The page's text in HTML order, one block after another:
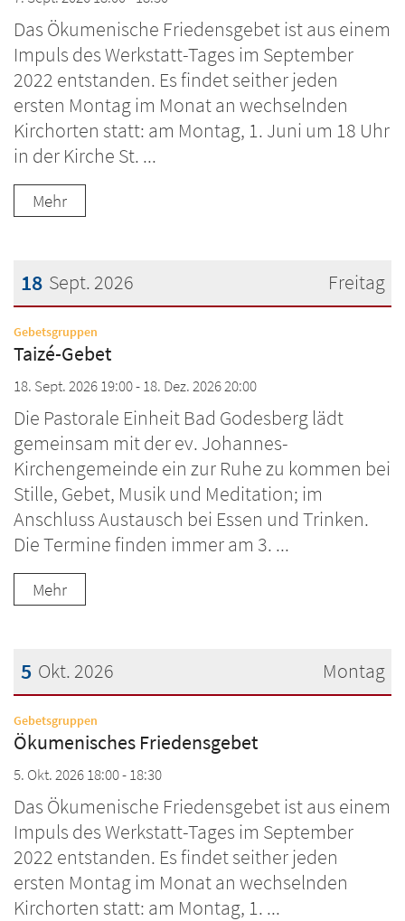
Das Ökumenische Friedensgebet ist aus einem
Impuls des Werkstatt-Tages im September
2022 entstanden. Es findet seither jeden
ersten Montag im Monat an wechselnden
Kirchorten statt: am Montag, 1. Juni um 18 Uhr
in der Kirche St. ...
Mehr
Freitag
18 Sept. 2026
Datum: 18. September 2026
Gebetsgruppen
Taizé-Gebet
18. Sept. 2026 19:00 - 18. Dez. 2026 20:00
Die Pastorale Einheit Bad Godesberg lädt
gemeinsam mit der ev. Johannes-
Kirchengemeinde ein zur Ruhe zu kommen bei
Stille, Gebet, Musik und Meditation; im
Anschluss Austausch bei Essen und Trinken.
Die Termine finden immer am 3. ...
Mehr
Montag
5 Okt. 2026
Datum: 5. Oktober 2026
Gebetsgruppen
Ökumenisches Friedensgebet
5. Okt. 2026 18:00 - 18:30
Das Ökumenische Friedensgebet ist aus einem
Impuls des Werkstatt-Tages im September
2022 entstanden. Es findet seither jeden
ersten Montag im Monat an wechselnden
Kirchorten statt: am Montag, 1. ...